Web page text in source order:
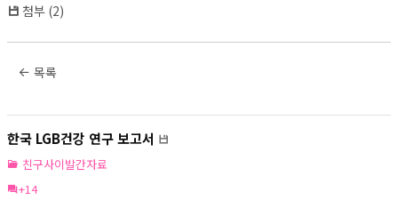
첨부 (2)
목록
한국 LGB건강 연구 보고서
친구사이발간자료
+14